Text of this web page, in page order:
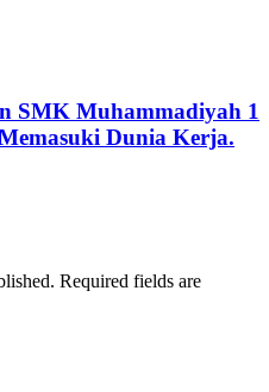
SMK Muhammadiyah 1
Dunia Kerja.
Required fields are